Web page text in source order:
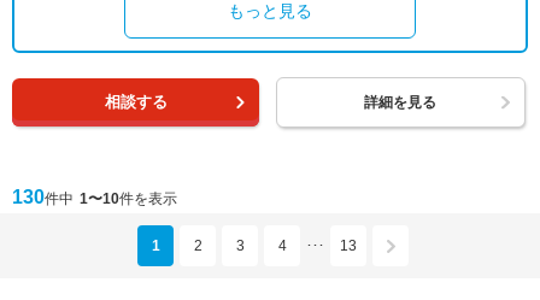
もっと見る
相談する 詳細を見る
130件中 1〜10件を表示
1 2 3 4 ･･･ 13